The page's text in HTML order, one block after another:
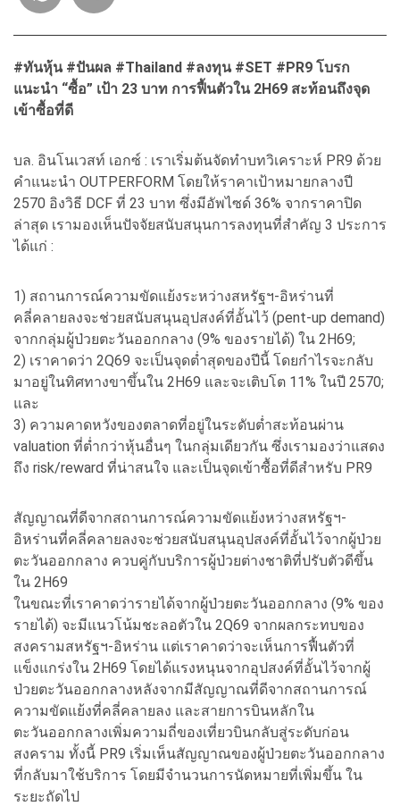
#ทันหุ้น #ปันผล #Thailand #ลงทุน #SET #PR9 โบรก
แนะนำ “ซื้อ” เป้า 23 บาท การฟื้นตัวใน 2H69 สะท้อนถึงจุด
เข้าซื้อที่ดี
บล. อินโนเวสท์ เอกซ์ : เราเริ่มต้นจัดทำบทวิเคราะห์ PR9 ด้วย
คำแนะนำ OUTPERFORM โดยให้ราคาเป้าหมายกลางปี
2570 อิงวิธี DCF ที่ 23 บาท ซึ่งมีอัพไซด์ 36% จากราคาปิด
ล่าสุด เรามองเห็นปัจจัยสนับสนุนการลงทุนที่สำคัญ 3 ประการ
ได้แก่ :
1) สถานการณ์ความขัดแย้งระหว่างสหรัฐฯ-อิหร่านที่
คลี่คลายลงจะช่วยสนับสนุนอุปสงค์ที่อั้นไว้ (pent-up demand)
จากกลุ่มผู้ป่วยตะวันออกกลาง (9% ของรายได้) ใน 2H69;
2) เราคาดว่า 2Q69 จะเป็นจุดต่ำสุดของปีนี้ โดยกำไรจะกลับ
มาอยู่ในทิศทางขาขึ้นใน 2H69 และจะเติบโต 11% ในปี 2570;
และ
3) ความคาดหวังของตลาดที่อยู่ในระดับต่ำสะท้อนผ่าน
valuation ที่ต่ำกว่าหุ้นอื่นๆ ในกลุ่มเดียวกัน ซึ่งเรามองว่าแสดง
ถึง risk/reward ที่น่าสนใจ และเป็นจุดเข้าซื้อที่ดีสำหรับ PR9
สัญญาณที่ดีจากสถานการณ์ความขัดแย้งหว่างสหรัฐฯ-
อิหร่านที่คลี่คลายลงจะช่วยสนับสนุนอุปสงค์ที่อั้นไว้จากผู้ป่วย
ตะวันออกกลาง ควบคู่กับบริการผู้ป่วยต่างชาติที่ปรับตัวดีขึ้น
ใน 2H69
ในขณะที่เราคาดว่ารายได้จากผู้ป่วยตะวันออกกลาง (9% ของ
รายได้) จะมีแนวโน้มชะลอตัวใน 2Q69 จากผลกระทบของ
สงครามสหรัฐฯ-อิหร่าน แต่เราคาดว่าจะเห็นการฟื้นตัวที่
แข็งแกร่งใน 2H69 โดยได้แรงหนุนจากอุปสงค์ที่อั้นไว้จากผู้
ป่วยตะวันออกกลางหลังจากมีสัญญาณที่ดีจากสถานการณ์
ความขัดแย้งที่คลี่คลายลง และสายการบินหลักใน
ตะวันออกกลางเพิ่มความถี่ของเที่ยวบินกลับสู่ระดับก่อน
สงคราม ทั้งนี้ PR9 เริ่มเห็นสัญญาณของผู้ป่วยตะวันออกกลาง
ที่กลับมาใช้บริการ โดยมีจำนวนการนัดหมายที่เพิ่มขึ้น ใน
ระยะถัดไป